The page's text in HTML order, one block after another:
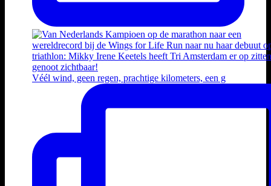
Véél wind, geen regen, prachtige kilometers, een g